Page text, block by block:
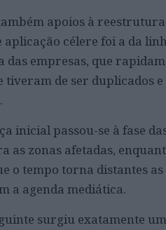
apoios à
aplicação célere foi a da
das empresas, que
tiveram de ser duplicados
inicial passou-se à fase
as zonas afetadas,
o tempo torna distantes
a agenda mediática.
surgiu exatamente